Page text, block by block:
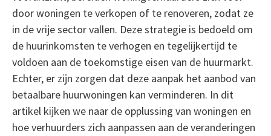
door woningen te verkopen of te renoveren, zodat ze
in de vrije sector vallen. Deze strategie is bedoeld om
de huurinkomsten te verhogen en tegelijkertijd te
voldoen aan de toekomstige eisen van de huurmarkt.
Echter, er zijn zorgen dat deze aanpak het aanbod van
betaalbare huurwoningen kan verminderen. In dit
artikel kijken we naar de opplussing van woningen en
hoe verhuurders zich aanpassen aan de veranderingen